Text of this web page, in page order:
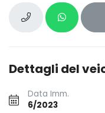
Dettagli del
Data Imm.
6/2023